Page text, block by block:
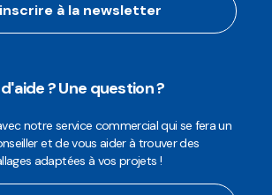
à la newsletter
? Une question ?
notre service commercial qui se fera un
et de vous aider à trouver des
adaptées à vos projets !